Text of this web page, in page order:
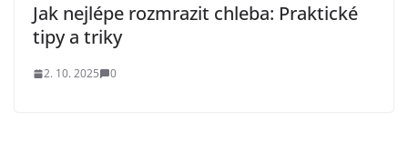
Jak nejlépe rozmrazit chleba: Praktické
tipy a triky
2. 10. 2025 0